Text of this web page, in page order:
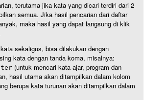
terutama jika kata yang dicari terdiri dari 2
semua. Jika hasil pencarian dari daftar
maka hasil yang dapat langsung di klik
sekaligus, bisa dilakukan dengan
kata dengan tanda koma, misalnya:
(untuk mencari kata ajar, program dan
hasil utama akan ditampilkan dalam kolom
berupa kata turunan akan ditampilkan dalam